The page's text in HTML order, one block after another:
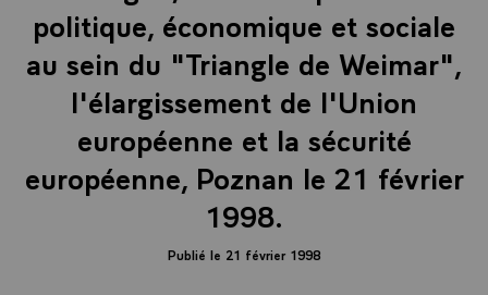
politique, économique et sociale
au sein du "Triangle de Weimar",
l'élargissement de l'Union
européenne et la sécurité
européenne, Poznan le 21 février
1998.
Publié le 21 février 1998